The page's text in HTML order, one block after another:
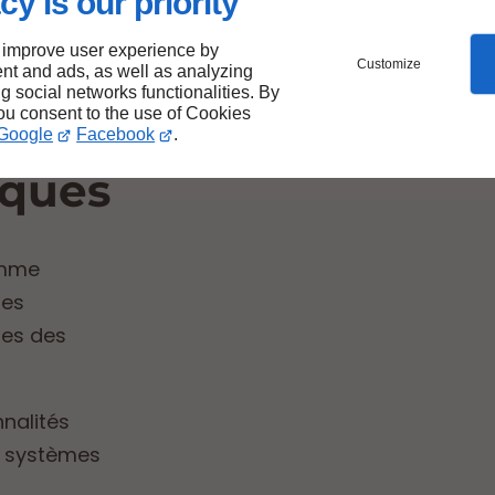
user experience by
and ads, as well as analyzing
social networks functionalities. By
consent to the use of Cookies
Facebook .
Customize
la
des